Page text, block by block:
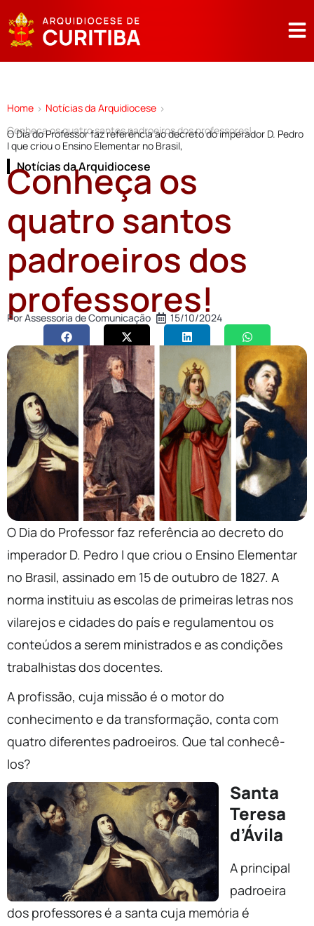
Home > Notícias da Arquidiocese >
Conheça os quatro santos padroeiros dos professores!
O Dia do Professor faz referência ao decreto do imperador D. Pedro
I que criou o Ensino Elementar no Brasil,
Notícias da Arquidiocese
Conheça os
quatro santos
padroeiros dos
professores!
PorAssessoria de Comunicação 15/10/2024
O Dia do Professor faz referência ao decreto do
imperador D. Pedro I que criou o Ensino Elementar
no Brasil, assinado em 15 de outubro de 1827. A
norma instituiu as escolas de primeiras letras nos
vilarejos e cidades do país e regulamentou os
conteúdos a serem ministrados e as condições
trabalhistas dos docentes.
A profissão, cuja missão é o motor do
conhecimento e da transformação, conta com
quatro diferentes padroeiros. Que tal conhecê-
los?
Santa
Teresa
d’Ávila
A principal
padroeira
dos professores é a santa cuja memória é